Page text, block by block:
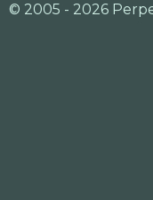
© 2005 - 2026